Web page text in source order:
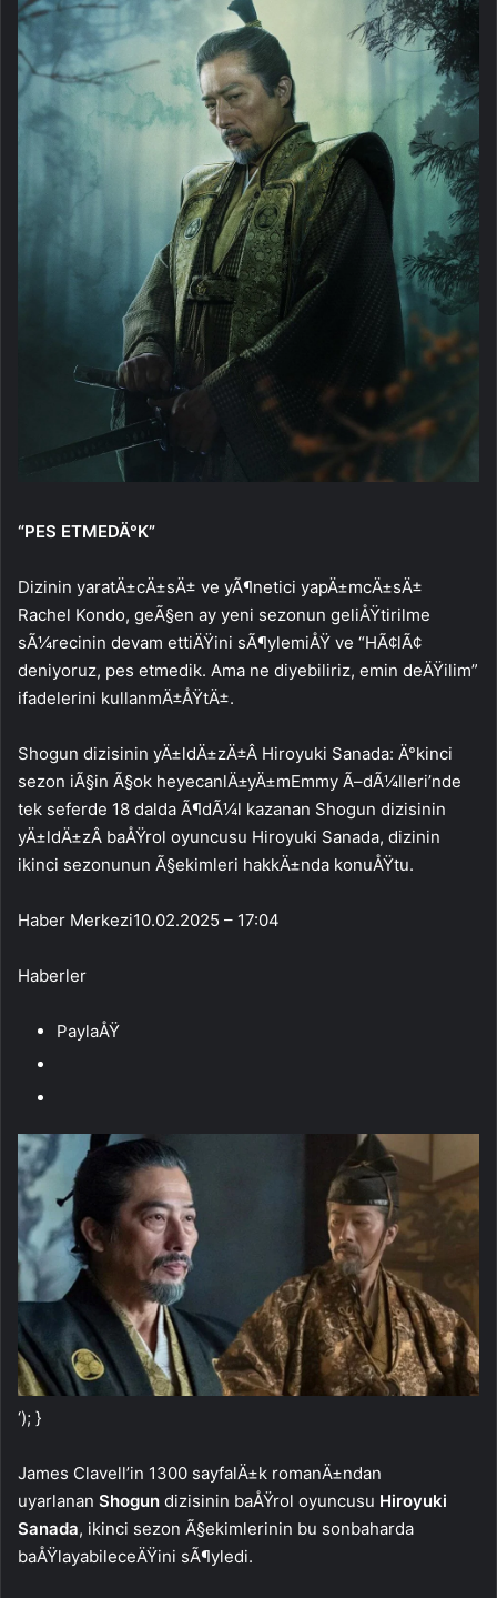
“PES ETMEDÄ°K”
Dizinin yaratÄ±cÄ±sÄ± ve yÃ¶netici yapÄ±mcÄ±sÄ±
Rachel Kondo, geÃ§en ay yeni sezonun geliÅŸtirilme
sÃ¼recinin devam ettiÄŸini sÃ¶ylemiÅŸ ve “HÃ¢lÃ¢
deniyoruz, pes etmedik. Ama ne diyebiliriz, emin deÄŸilim”
ifadelerini kullanmÄ±ÅŸtÄ±.
Shogun dizisinin yÄ±ldÄ±zÄ±Â Hiroyuki Sanada: Ä°kinci
sezon iÃ§in Ã§ok heyecanlÄ±yÄ±mEmmy Ã–dÃ¼lleri’nde
tek seferde 18 dalda Ã¶dÃ¼l kazanan Shogun dizisinin
yÄ±ldÄ±zÂ baÅŸrol oyuncusu Hiroyuki Sanada, dizinin
ikinci sezonunun Ã§ekimleri hakkÄ±nda konuÅŸtu.
Haber Merkezi10.02.2025 – 17:04
Haberler
PaylaÅŸ
‘); }
James Clavell’in 1300 sayfalÄ±k romanÄ±ndan
uyarlanan Shogun dizisinin baÅŸrol oyuncusu Hiroyuki
Sanada, ikinci sezon Ã§ekimlerinin bu sonbaharda
baÅŸlayabileceÄŸini sÃ¶yledi.